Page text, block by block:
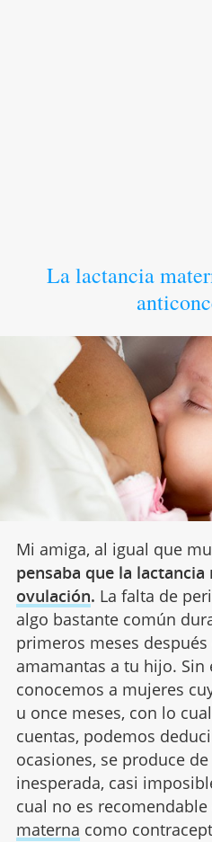
La lactancia
Mi amiga, al igual que
pensaba que la
ovulación. La falta de
algo bastante común
primeros meses después
amamantas a tu hijo.
conocemos a mujeres
u once meses, con lo
cuentas, podemos
ocasiones, se produce
inesperada, casi
cual no es
materna como